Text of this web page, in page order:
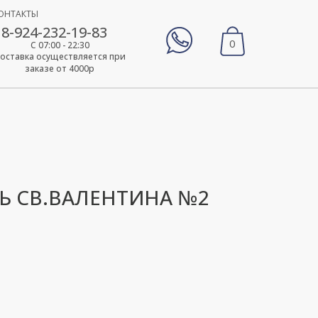
8-924-232-19-83
осуществляется при
заказе от 4000р
С 07:00 - 22:30 0
СВ.ВАЛЕНТИНА №2